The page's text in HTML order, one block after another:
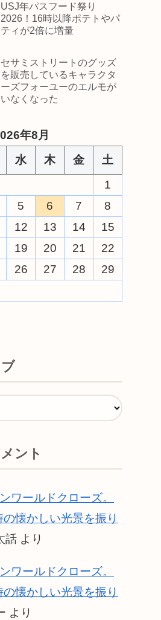
USJ年パスフード祭り
2026！16時以降ポテトやパ
ティが2倍に増量
セサミストリートのグッズ
を販売しているキャラクタ
ーズフォーユーのエルモが
いなくなった
年8月
水 木 金
土
1
5 6 7
8
12 13 14
15
19 20 21
22
26 27 28
29
ント
ワールドクローズ。
懐かしい光景を振り
話 より
ワールドクローズ。
懐かしい光景を振り
より